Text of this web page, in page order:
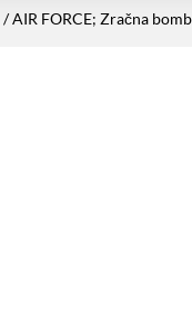
/ AIR FORCE; Zračna